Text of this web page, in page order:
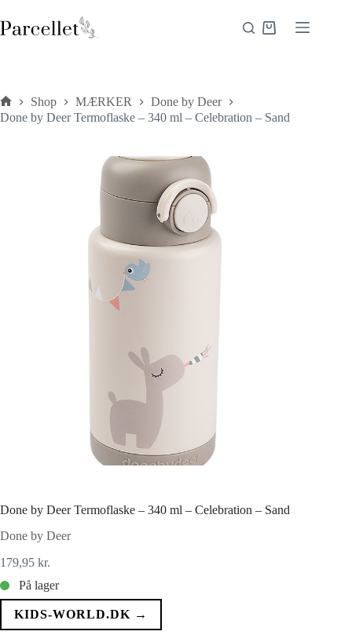
til
indhold
Indkøbskurv
Forside
Shop MÆRKER
Done by Deer
Done by Deer Termoflaske – 340 ml – Celebration – Sand
Done by Deer Termoflaske – 340 ml – Celebration – Sand
Done by Deer
179,95 kr.
På lager
KIDS-WORLD.DK →